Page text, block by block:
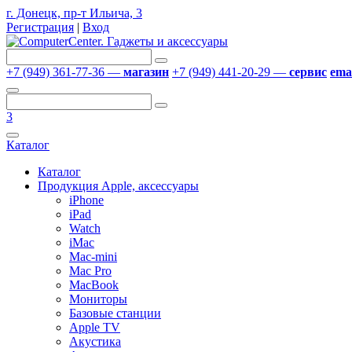
г. Донецк, пр-т Ильича, 3
Регистрация | Вход
+7 (949) 361-77-36 — магазин +7 (949) 441-20-29 — сервис
3
Каталог
Каталог
Продукция Apple, аксессуары
iPhone
iPad
Watch
iMac
Mac-mini
Mac Pro
MacBook
Мониторы
Базовые станции
Apple TV
Акустика